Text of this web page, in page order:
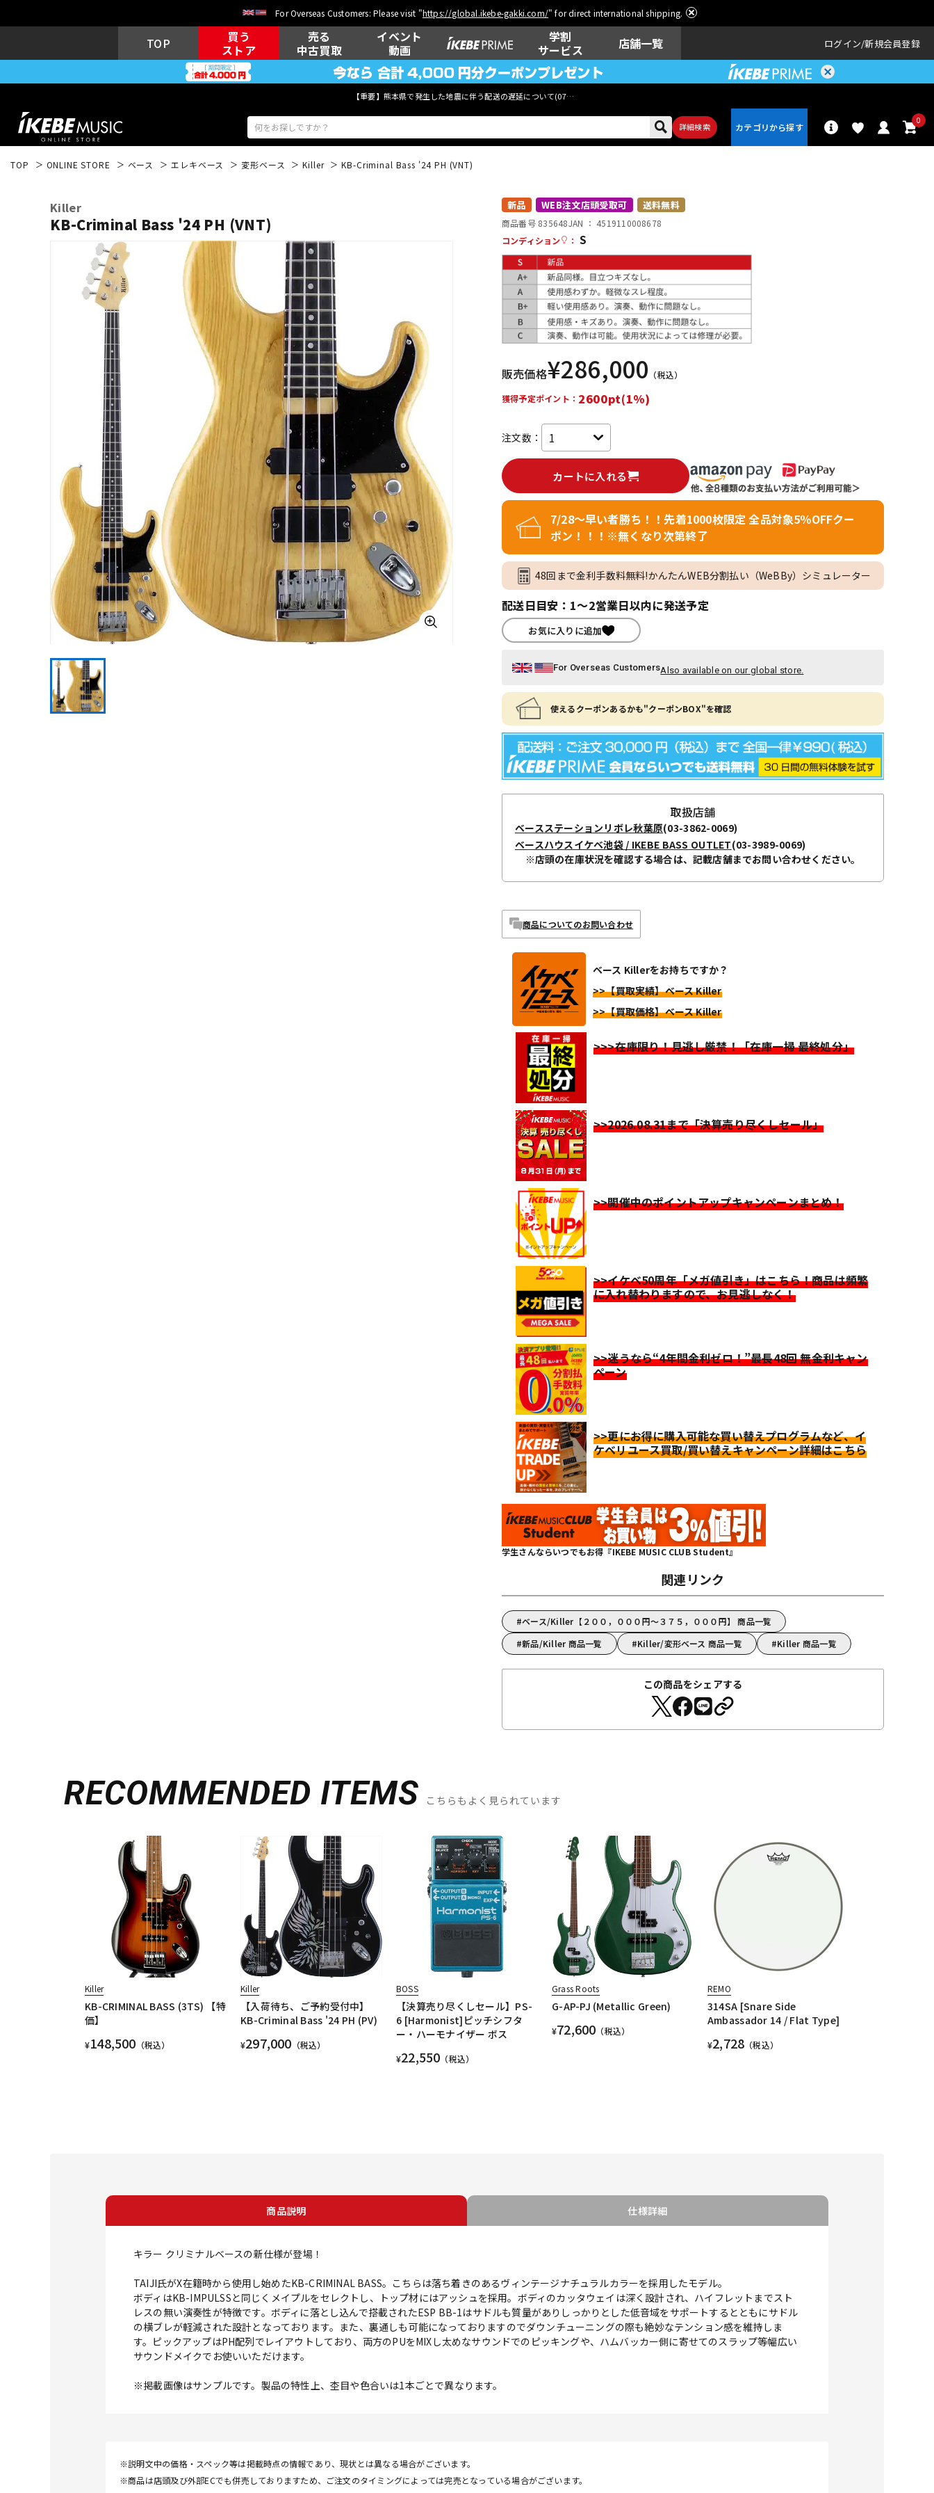
For Overseas Customers: Please visit "https://global.ikebe-gakki.com/" for direct international shipping.
TOP
買う
ストア
売る
中古買取
イベント
動画
学割
サービス
店舗一覧 ログイン 新規会員登録
【重要】熊本県で発生した地震に伴う配送の遅延について(07月29日
詳細検索
0
ウクレレ ドラム
キーボード 電子ピアノ その他楽器
DJ機器 DTM DTM オンラ
イン納品
レコーディン
グ機器
配信/ライブ
機器
中古 ヴィンテージ
TOP ONLINE STORE ベース エレキベース 変形ベース Killer KB-Criminal Bass '24 PH (VNT)
Killer
KB-Criminal Bass '24 PH (VNT)
新品 WEB注文店頭受取可 送料無料
商品番号 835648JAN ： 4519110008678
コンディション
： S
販売価格¥286,000 （税込）
獲得予定ポイント： 2600pt(1%)
注文数：
カートに入れる
7/28～早い者勝ち！！先着1000枚限定 全品対象5％OFFクー
ポン！！！※無くなり次第終了
48回まで金利手数料無料!かんたんWEB分割払い（WeBBy）シミュレーター
配送日目安：1～2営業日以内に発送予定
お気に入りに追加
For Overseas CustomersAlso available on our global store.
使えるクーポンあるかも"クーポンBOX"を確認
取扱店舗
ベースステーションリボレ秋葉原(03-3862-0069)
ベースハウスイケベ池袋 / IKEBE BASS OUTLET(03-3989-0069)
※店頭の在庫状況を確認する場合は、記載店舗までお問い合わせください。
商品についてのお問い合わせ
ベース Killerをお持ちですか？
>>【買取実績】ベース Killer
>>【買取価格】ベース Killer
>>>在庫限り！見逃し厳禁！「在庫一掃 最終処分」
>>2026.08.31まで「決算売り尽くしセール」
>>開催中のポイントアップキャンペーンまとめ！
>>イケベ50周年「メガ値引き」はこちら！商品は頻繁
に入れ替わりますので、お見逃しなく！
>>迷うなら“4年間金利ゼロ！”最長48回 無金利キャン
ペーン
>>更にお得に購入可能な買い替えプログラムなど、イ
ケベリユース買取/買い替えキャンペーン詳細はこちら
学生さんならいつでもお得『IKEBE MUSIC CLUB Student』
関連リンク
ベース/Killer【２００，０００円～３７５，０００円】 商品一覧
新品/Killer 商品一覧
Killer/変形ベース 商品一覧 Killer 商品一覧
この商品をシェアする
RECOMMENDED ITEMS こちらもよく見られています
Killer
KB-CRIMINAL BASS (3TS) 【特
価】
¥148,500 （税込）
Killer
【入荷待ち、ご予約受付中】
KB-Criminal Bass '24 PH (PV)
¥297,000 （税込）
BOSS
【決算売り尽くしセール】PS-
6 [Harmonist]ピッチシフタ
ー・ハーモナイザー ボス
¥22,550 （税込）
Grass Roots
G-AP-PJ (Metallic Green)
¥72,600 （税込）
REMO
314SA [Snare Side
Ambassador 14 / Flat Type]
¥2,728 （税込）
商品説明 仕様詳細
キラー クリミナルベースの新仕様が登場！
TAIJI氏がX在籍時から使用し始めたKB-CRIMINAL BASS。こちらは落ち着きのあるヴィンテージナチュラルカラーを採用したモデル。
ボディはKB-IMPULSSと同じくメイプルをセレクトし、トップ材にはアッシュを採用。ボディのカッタウェイは深く設計され、ハイフレットまでスト
レスの無い演奏性が特徴です。ボディに落とし込んで搭載されたESP BB-1はサドルも質量がありしっかりとした低音域をサポートするとともにサドル
の横ブレが軽減された設計となっております。また、裏通しも可能になっておりますのでダウンチューニングの際も絶妙なテンション感を維持しま
す。ピックアップはPH配列でレイアウトしており、両方のPUをMIXし太めなサウンドでのピッキングや、ハムバッカー側に寄せてのスラップ等幅広い
サウンドメイクでお使いいただけます。
※掲載画像はサンプルです。製品の特性上、杢目や色合いは1本ごとで異なります。
※説明文中の価格・スペック等は掲載時点の情報であり、現状とは異なる場合がございます。
※商品は店頭及び外部ECでも併売しておりますため、ご注文のタイミングによっては完売となっている場合がございます。